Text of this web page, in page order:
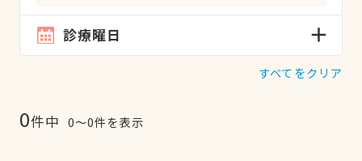
診療曜日
すべてをクリア
0件中 0〜0件を表示